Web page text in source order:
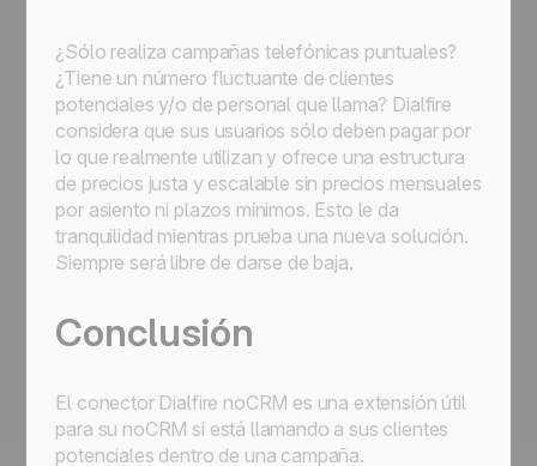
¿Sólo realiza campañas telefónicas puntuales?
¿Tiene un número fluctuante de clientes
potenciales y/o de personal que llama? Dialfire
considera que sus usuarios sólo deben pagar por
lo que realmente utilizan y ofrece una estructura
de precios justa y escalable sin precios mensuales
por asiento ni plazos mínimos. Esto le da
tranquilidad mientras prueba una nueva solución.
Siempre será libre de darse de baja.
Conclusión
El conector Dialfire noCRM es una extensión útil
para su noCRM si está llamando a sus clientes
potenciales dentro de una campaña.